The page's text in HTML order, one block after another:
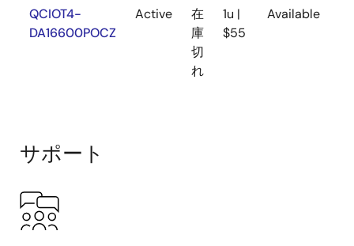
QCIOT4-
DA16600POCZ
Active
在
庫
切
れ
1u |
$55
Available
サポート